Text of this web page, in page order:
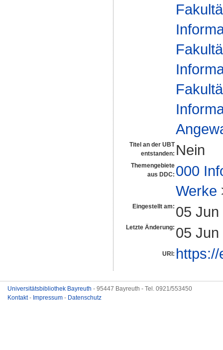
Titel an der UBT
entstanden: Nein
Themengebiete
aus DDC: 000
Werke
Eingestellt am: 05
Letzte Änderung: 05
URI:
Universitätsbibliothek Bayreuth - 95447 Bayreuth - Tel. 0921/553450
Kontakt- Impressum - Datenschutz